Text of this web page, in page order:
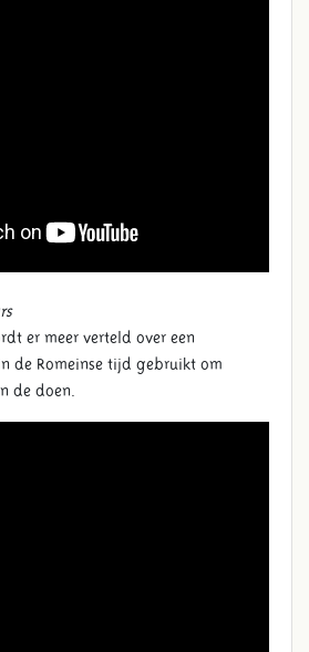
er meer verteld over een
de Romeinse tijd gebruikt om
de doen